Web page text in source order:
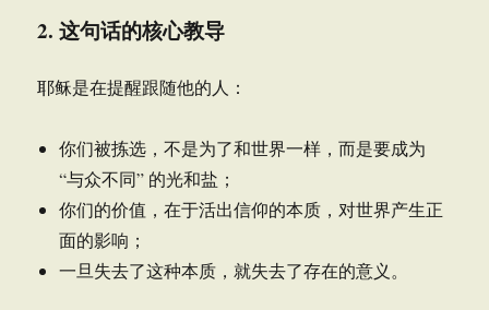
2. 这句话的核心教导
耶稣是在提醒跟随他的人：
你们被拣选，不是为了和世界一样，而是要成为
“与众不同” 的光和盐；
你们的价值，在于活出信仰的本质，对世界产生正
面的影响；
一旦失去了这种本质，就失去了存在的意义。